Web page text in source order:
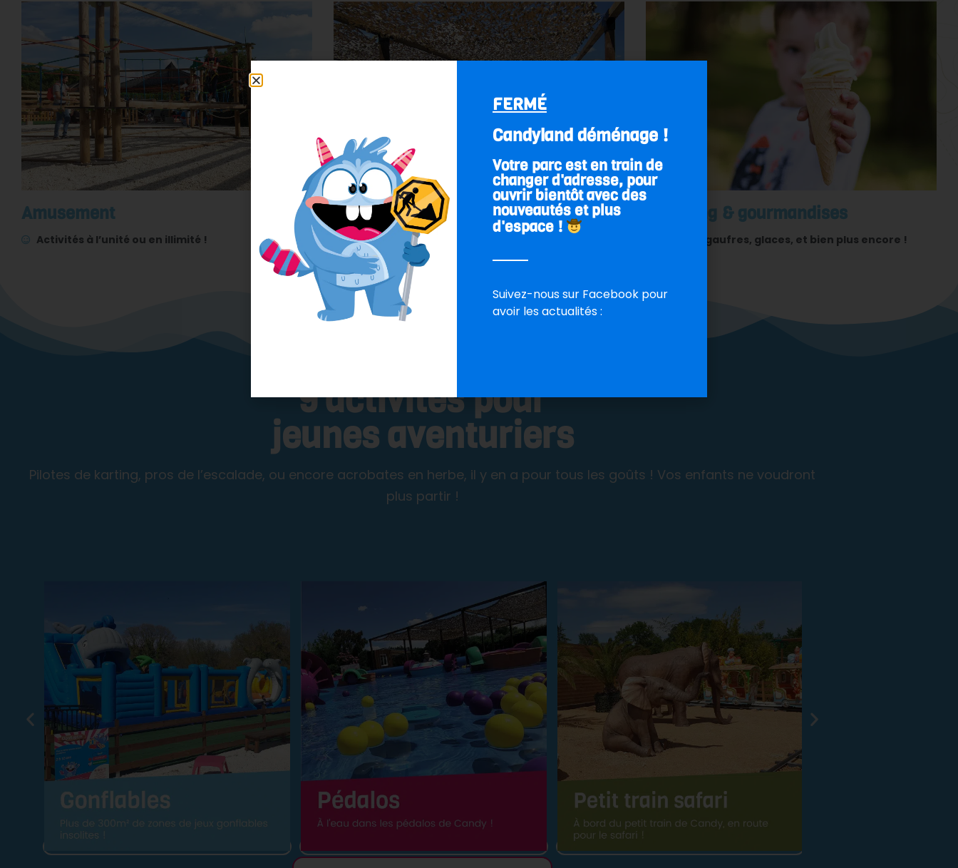
Amusement
Activités à l’unité ou en illimité !
Zones d’ombre
Un petit café sur nos terrasses ombragées ?
Snacking & gourmandises
Crêpes, gaufres, glaces, et bien plus encore !
9 activités pour
jeunes aventuriers
Pilotes de karting, pros de l’escalade, ou encore acrobates en herbe, il y en a pour tous les goûts ! Vos enfants ne voudront
plus partir !
FERMÉ
Candyland déménage !
Votre parc est en train de
changer d'adresse, pour
ouvrir bientôt avec des
nouveautés et plus
d'espace !
Suivez-nous sur Facebook pour
avoir les actualités :